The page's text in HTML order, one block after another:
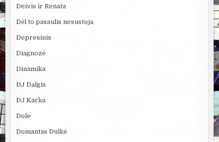
Deivis ir Renata
Dėl to pasaulis nesustoja
Depresinis
Diagnozė
Dinamika
DJ Dalgis
DJ Karka
Dole
Domantas Dulkė